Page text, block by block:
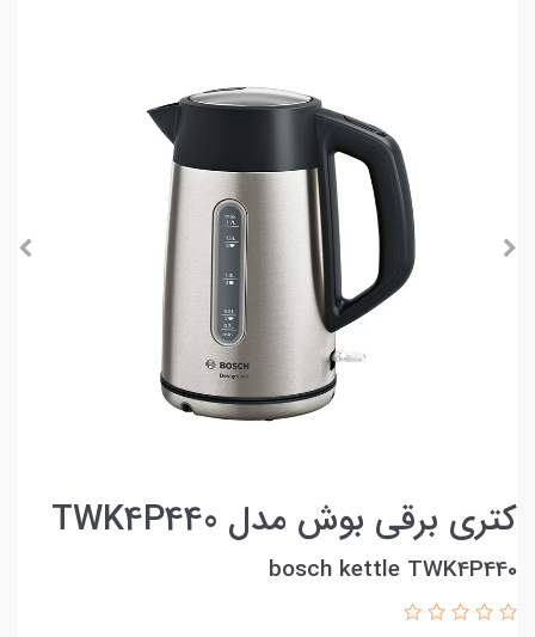
کتری برقی بوش مدل TWK4P440
bosch kettle TWK4P440